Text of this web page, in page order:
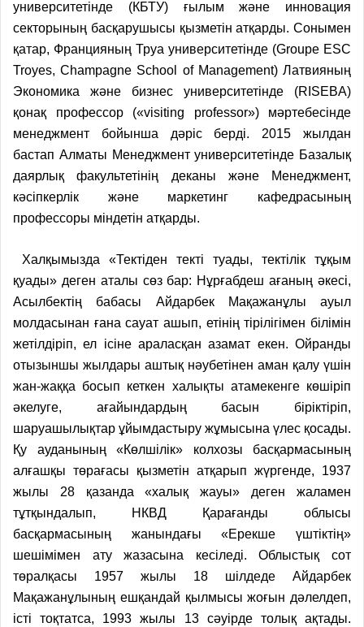
университетінде (КБТУ) ғылым және инновация
секторының басқарушысы қызметін атқарды. Сонымен
қатар, Францияның Труа университетінде (Groupe ESC
Troyes, Champagne School of Management) Латвияның
Экономика және бизнес университетінде (RISEBA)
қонақ профессор («visiting professor») мәртебесінде
менеджмент бойынша дәріс берді. 2015 жылдан
бастап Алматы Менеджмент университетінде Базалық
даярлық факультетінің деканы және Менеджмент,
кәсіпкерлік және маркетинг кафедрасының
профессоры міндетін атқарды.
Халқымызда «Тектіден текті туады, тектілік тұқым
қуады» деген аталы сөз бар: Нұрғабдеш ағаның әкесі,
Асылбектің бабасы Айдарбек Мақажанұлы ауыл
молдасынан ғана сауат ашып, етінің тірілігімен білімін
жетілдіріп, ел ісіне араласқан азамат екен. Ойранды
отызыншы жылдары аштық нәубетінен аман қалу үшін
жан-жаққа босып кеткен халықты атамекенге көшіріп
әкелуге, ағайындардың басын біріктіріп,
шаруашылықтар ұйымдастыру жұмысына үлес қосады.
Қу ауданының «Көлшілік» колхозы басқармасының
алғашқы төрағасы қызметін атқарып жүргенде, 1937
жылы 28 қазанда «халық жауы» деген жаламен
тұтқындалып, НКВД Қарағанды облысы
басқармасының жанындағы «Ерекше үштіктің»
шешімімен ату жазасына кесіледі. Облыстық сот
төралқасы 1957 жылы 18 шілдеде Айдарбек
Мақажанұлының ешқандай қылмысы жоғын дәлелдеп,
істі тоқтатса, 1993 жылы 13 сәуірде толық ақтады.